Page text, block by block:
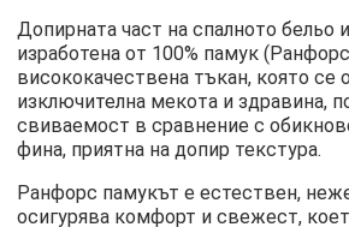
Допирната част на спалното бельо
изработена от 100% памук
висококачествена тъкан, която се
изключителна мекота и здравина,
свиваемост в сравнение с
фина, приятна на допир текстура.
Ранфорс памукът е естествен,
осигурява комфорт и свежест,